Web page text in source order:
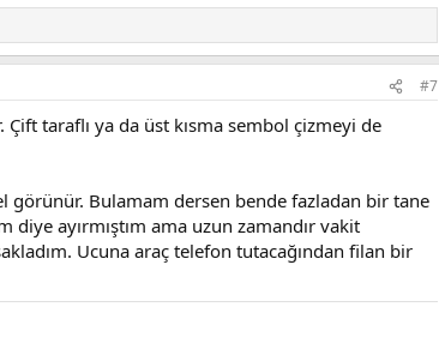
#7
taraflı ya da üst kısma sembol çizmeyi de
görünür. Bulamam dersen bende fazladan bir tane
ayırmıştım ama uzun zamandır vakit
Ucuna araç telefon tutacağından filan bir